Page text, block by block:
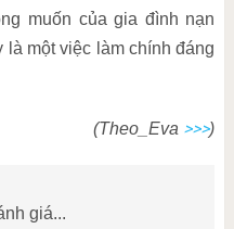
muốn của gia đình nạn
là một việc làm chính đáng
(Theo_Eva >>>)
giá...